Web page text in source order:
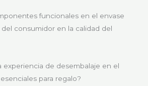
funcionales en el envase
consumidor en la calidad del
experiencia de desembalaje en el
para regalo?